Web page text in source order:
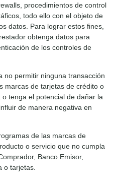
procedimientos de control
todo ello con el objeto de
datos. Para lograr estos fines,
obtenga datos para
de los controles de
no permitir ninguna transacción
marcas de tarjetas de crédito o
tenga el potencial de dañar la
de manera negativa en
de las marcas de
o servicio que no cumpla
Banco Emisor,
o tarjetas.